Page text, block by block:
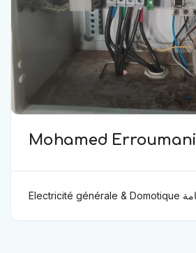
Mohamed Erroumani
Electricité générale & Domotique الكهرباء العامة